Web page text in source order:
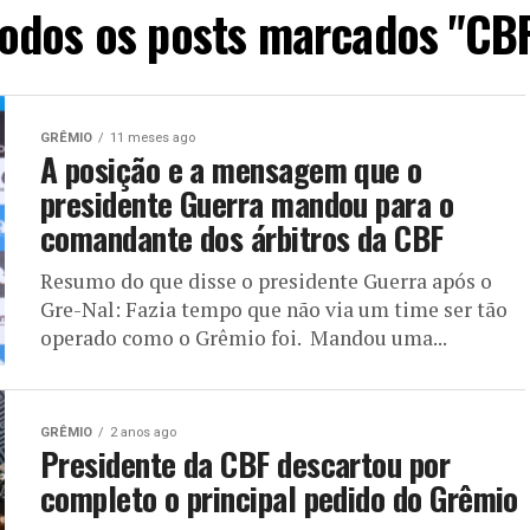
os posts marcados
GRÊMIO 11 meses ago
A posição e a mensagem que o
presidente Guerra mandou para o
comandante dos árbitros da CBF
Resumo do que disse o presidente Guerra após o
Gre-Nal: Fazia tempo que não via um time ser tão
operado como o Grêmio foi. Mandou uma...
GRÊMIO 2 anos ago
Presidente da CBF descartou por
completo o principal pedido do Grêmio